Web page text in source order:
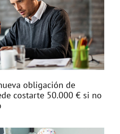
obligación de
costarte 50.000 € si no